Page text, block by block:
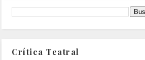
Crítica Teatral